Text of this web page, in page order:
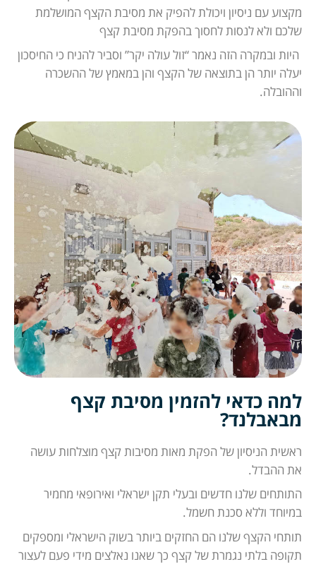
מקצוע עם ניסיון ויכולת להפיק את מסיבת הקצף המושלמת
שלכם ולא לנסות לחסוך בהפקת מסיבת קצף
היות ובמקרה הזה נאמר “זול עולה יקר” וסביר להניח כי החיסכון
יעלה יותר הן בתוצאה של הקצף והן במאמץ של ההשכרה
וההובלה.
למה כדאי להזמין מסיבת קצף
מבאבלנד?
ראשית הניסיון של הפקת מאות מסיבות קצף מוצלחות עושה
את ההבדל.
התותחים שלנו חדשים ובעלי תקן ישראלי ואירופאי מחמיר
במיוחד וללא סכנת חשמל.
תותחי הקצף שלנו הם החזקים ביותר בשוק הישראלי ומספקים
תקופה בלתי נגמרת של קצף כך שאנו נאלצים מידי פעם לעצור